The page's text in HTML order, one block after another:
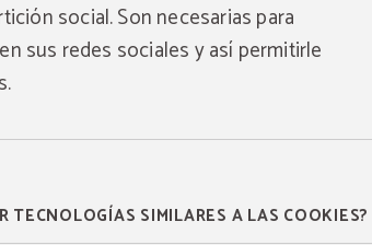
social. Son necesarias para
sus redes sociales y así permitirle
TECNOLOGÍAS SIMILARES A LAS COOKIES?